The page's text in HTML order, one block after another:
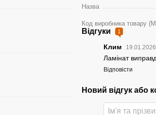
Назва
Код виробника товару
Відгуки 1
Клим
Ламінат
Відповісти
Новий відгук або